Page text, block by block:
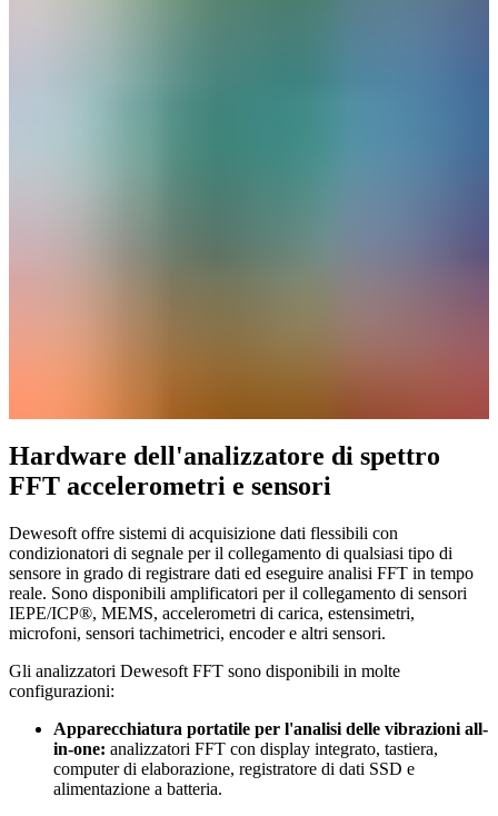
Hardware dell'analizzatore di spettro
FFT accelerometri e sensori
Dewesoft offre sistemi di acquisizione dati flessibili con
condizionatori di segnale per il collegamento di qualsiasi tipo di
sensore in grado di registrare dati ed eseguire analisi FFT in tempo
reale. Sono disponibili amplificatori per il collegamento di sensori
IEPE/ICP®, MEMS, accelerometri di carica, estensimetri,
microfoni, sensori tachimetrici, encoder e altri sensori.
Gli analizzatori Dewesoft FFT sono disponibili in molte
configurazioni:
Apparecchiatura portatile per l'analisi delle vibrazioni all-
in-one: analizzatori FFT con display integrato, tastiera,
computer di elaborazione, registratore di dati SSD e
alimentazione a batteria.